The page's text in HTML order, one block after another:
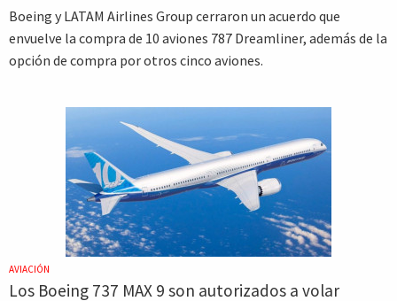
Boeing y LATAM Airlines Group cerraron un acuerdo que
envuelve la compra de 10 aviones 787 Dreamliner, además de la
opción de compra por otros cinco aviones.
AVIACIÓN
Los Boeing 737 MAX 9 son autorizados a volar